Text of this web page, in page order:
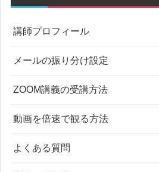
講師プロフィール
メールの振り分け設定
ZOOM講義の受講方法
動画を倍速で観る方法
よくある質問